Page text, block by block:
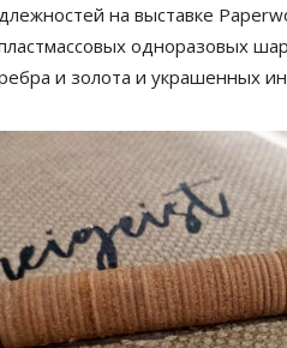
на выставке
одноразовых
и золота и украшенных